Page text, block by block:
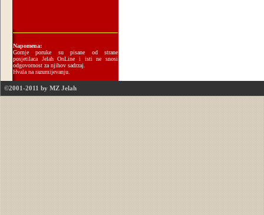
Napomena:
Gornje poruke su pisane od strane
posjetilaca Jelah OnLine i isti ne snosi
odgovornost za njihov sadrzaj.
Hvala na razumijevanju.
©2001-2011 by MZ Jelah